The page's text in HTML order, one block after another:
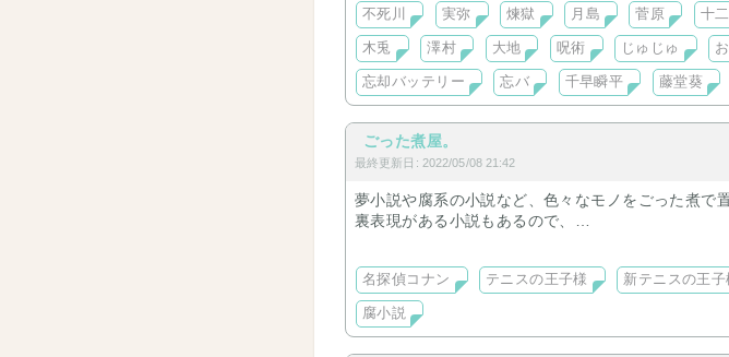
不死川 実弥 煉獄 月島 菅原 十
木兎 澤村 大地 呪術 じゅじゅ
忘却バッテリー 忘バ 千早瞬平 藤堂葵
ごった煮屋。
最終更新日: 2022/05/08 21:42
夢小説や腐系の小説など、色々なモノをごった煮で
裏表現がある小説もあるので、
名探偵コナン テニスの王子様 新テニスの王子
腐小説